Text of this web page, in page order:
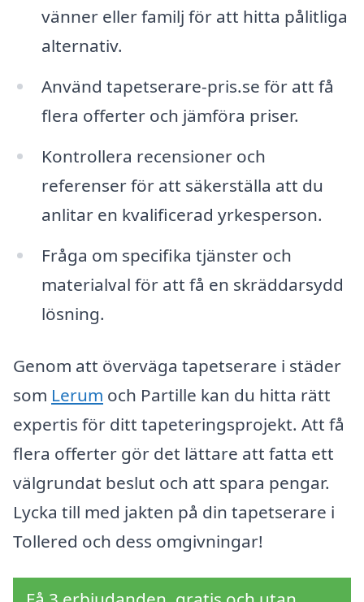
vänner eller familj för att hitta pålitliga
alternativ.
Använd tapetserare-pris.se för att få
flera offerter och jämföra priser.
Kontrollera recensioner och
referenser för att säkerställa att du
anlitar en kvalificerad yrkesperson.
Fråga om specifika tjänster och
materialval för att få en skräddarsydd
lösning.
Genom att överväga tapetserare i städer
som Lerum och Partille kan du hitta rätt
expertis för ditt tapeteringsprojekt. Att få
flera offerter gör det lättare att fatta ett
välgrundat beslut och att spara pengar.
Lycka till med jakten på din tapetserare i
Tollered och dess omgivningar!